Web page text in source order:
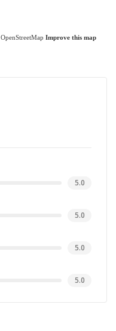
OpenStreetMap Improve this map
5.0
5.0
5.0
5.0